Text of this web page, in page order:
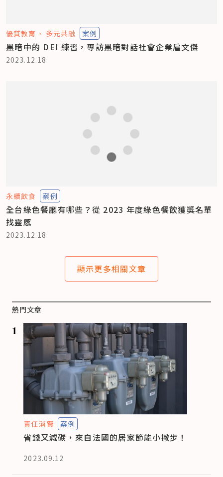
優質教育 多元共融 案例
黑暗中的 DEI 練習，專訪黑暗對話社會企業扈文傑
2023.12.18
永續飲食 案例
全台綠色餐廳有哪些？從 2023 年度綠色餐飲獲獎名單
找靈感
2023.12.18
顯示更多相關文章
熱門文章
1
責任消費 案例
省錢又減碳，來自法國的居家節能小撇步！
2023.09.12